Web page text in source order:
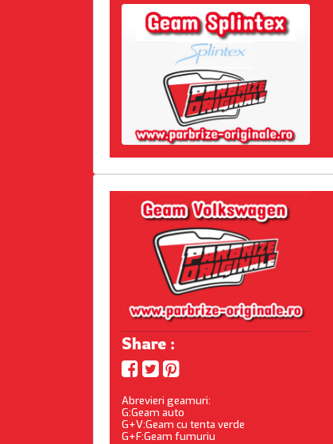
Share :
Abrevieri geamuri:
G:Geam auto
G+V:Geam cu tenta verde
G+F:Geam fumuriu